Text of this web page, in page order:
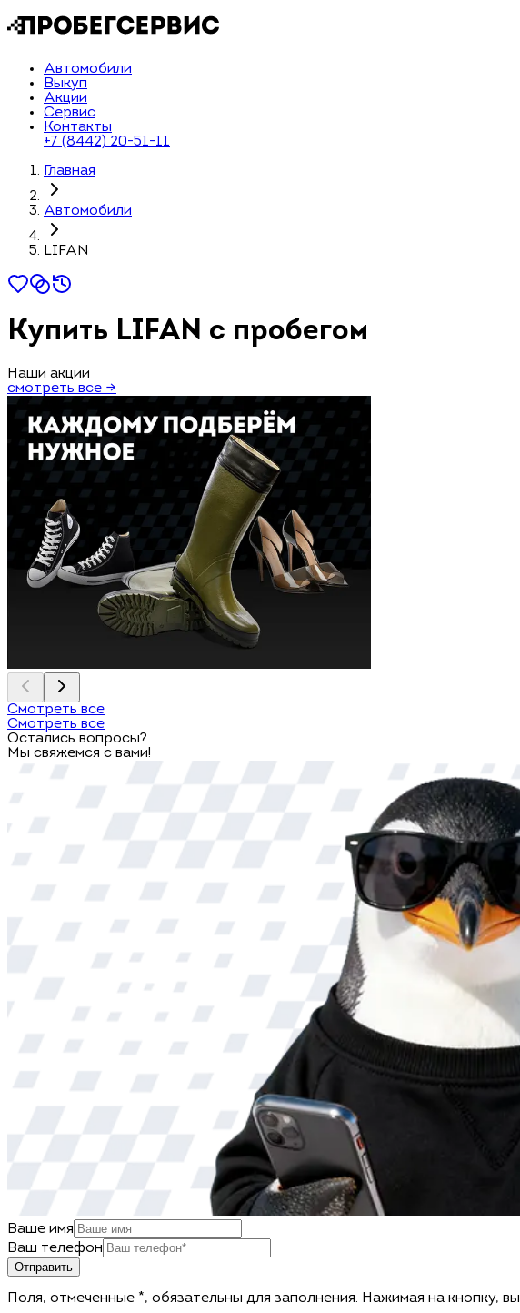
Автомобили
Выкуп
Акции
Сервис
Контакты
+7 (8442) 20-51-11
Главная
Автомобили
LIFAN
Купить LIFAN с пробегом
Наши акции
смотреть все →
Смотреть все
Смотреть все
Остались вопросы?
Мы свяжемся с вами!
Ваше имя
Ваш телефон
Отправить
Поля, отмеченные *, обязательны для заполнения. Нажимая на кнопку,